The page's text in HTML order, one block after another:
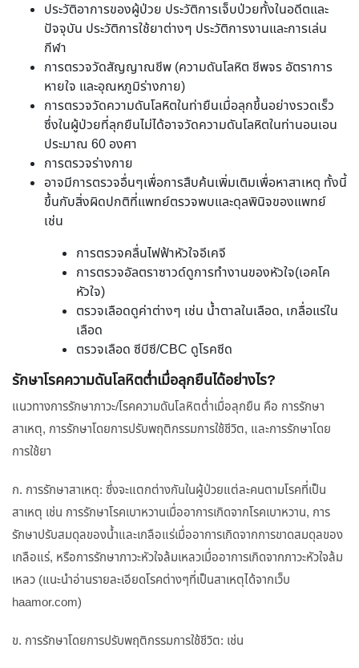
ประวัติอาการของผู้ป่วย ประวัติการเจ็บป่วยทั้งในอดีตและ
ปัจจุบัน ประวัติการใช้ยาต่างๆ ประวัติการงานและการเล่น
กีฬา
การตรวจวัดสัญญาณชีพ (ความดันโลหิต ชีพจร อัตราการ
หายใจ และอุณหภูมิร่างกาย)
การตรวจวัดความดันโลหิตในท่ายืนเมื่อลุกขึ้นอย่างรวดเร็ว
ซึ่งในผู้ป่วยที่ลุกยืนไม่ได้อาจวัดความดันโลหิตในท่านอนเอน
ประมาณ 60 องศา
การตรวจร่างกาย
อาจมีการตรวจอื่นๆเพื่อการสืบค้นเพิ่มเติมเพื่อหาสาเหตุ ทั้งนี้
ขึ้นกับสิ่งผิดปกติที่แพทย์ตรวจพบและดุลพินิจของแพทย์
เช่น
การตรวจคลื่นไฟฟ้าหัวใจอีเคจี
การตรวจอัลตราซาวด์ดูการทำงานของหัวใจ(เอคโค
หัวใจ)
ตรวจเลือดดูค่าต่างๆ เช่น น้ำตาลในเลือด, เกลื่อแร่ใน
เลือด
ตรวจเลือด ซีบีซี/CBC ดูโรคซีด
รักษาโรคความดันโลหิตต่ำเมื่อลุกยืนได้อย่างไร?
แนวทางการรักษาภาวะ/โรคความดันโลหิตต่ำเมื่อลุกยืน คือ การรักษา
สาเหตุ, การรักษาโดยการปรับพฤติกรรมการใช้ชีวิต, และการรักษาโดย
การใช้ยา
ก. การรักษาสาเหตุ: ซึ่งจะแตกต่างกันในผู้ป่วยแต่ละคนตามโรคที่เป็น
สาเหตุ เช่น การรักษาโรคเบาหวานเมื่ออาการเกิดจากโรคเบาหวาน, การ
รักษาปรับสมดุลของน้ำและเกลือแร่เมื่ออาการเกิดจากการขาดสมดุลของ
เกลือแร่, หรือการรักษาภาวะหัวใจล้มเหลวเมื่ออาการเกิดจากภาวะหัวใจล้ม
เหลว (แนะนำอ่านรายละเอียดโรคต่างๆที่เป็นสาเหตุได้จากเว็บ
haamor.com)
ข. การรักษาโดยการปรับพฤติกรรมการใช้ชีวิต: เช่น